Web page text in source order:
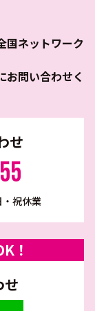
国ネットワーク
お問い合わせく
せ
祝休業
！
せ